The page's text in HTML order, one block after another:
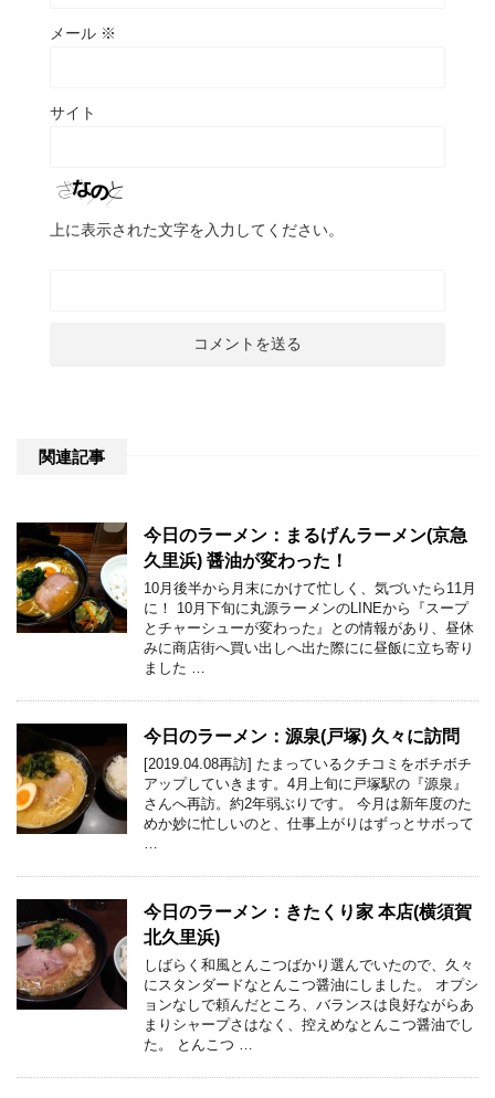
メール ※
サイト
上に表示された文字を入力してください。
関連記事
今日のラーメン：まるげんラーメン(京急
久里浜) 醤油が変わった！
10月後半から月末にかけて忙しく、気づいたら11月
に！ 10月下旬に丸源ラーメンのLINEから『スープ
とチャーシューが変わった』との情報があり、昼休
みに商店街へ買い出しへ出た際にに昼飯に立ち寄り
ました …
今日のラーメン：源泉(戸塚) 久々に訪問
[2019.04.08再訪] たまっているクチコミをボチボチ
アップしていきます。4月上旬に戸塚駅の『源泉』
さんへ再訪。約2年弱ぶりです。 今月は新年度のた
めか妙に忙しいのと、仕事上がりはずっとサボって
今日のラーメン：きたくり家 本店(横須賀
北久里浜)
しばらく和風とんこつばかり選んでいたので、久々
にスタンダードなとんこつ醤油にしました。 オプシ
ョンなしで頼んだところ、バランスは良好ながらあ
まりシャープさはなく、控えめなとんこつ醤油でし
た。 とんこつ …